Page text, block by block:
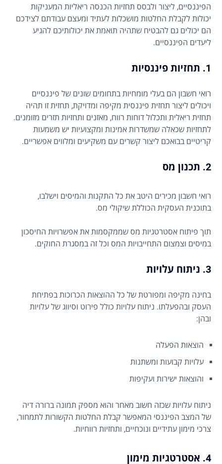
הפיננסיים, ליצור ולבסס תחזיות הכנסה ריאליות המעניקות
יכולות לקבלת החלטות מושכלות לעתיד ומעצם עבודתם לצידכם
הם יכולים גם להבטיח שתהיה תואמת את יכולותיכם להגיע
ליעדים הפיננסיים.
1. תחזיות פיננסיות
רואי חשבון הם בעלי מומחיות בתחומים שונים של פיננסיים
ויכולים ליצור תחזית פיננסית מקיפה ומדויקת, תחזית זו תהיה
תחזית ריאלית ותכלול דוחות רווח, מאזנים ותחזיות תזרים מזומנים.
לתחזיות שכאלה שמשדרות אמינות ומקצועיות יש משמעות
קריטיים בבואכם ליצור קשרים עם משקיעים ומלווים אפשריים.
2. תכנון מס
רואי חשבון מכירים היטב את כל התקנות והמיסים וישלבו,
בתוכנית העסקית הכוללת שיקולי מס.
תוך פיתוח אסטרטגיות מס שממקסמות את אפשרויות החיסכון
במיסים וצמצום התחייבויות המס וכל זה במסגרת החוקים.
3. ניתוח עלויות
בחינה מקיפה ומפורטת של כל ההוצאות הכרוכות בפתיחת
העסק ובהפעלתו. ניתוח עלויות כולל פירוט וסיווג של עלויות
ובהן:
הוצאות הפעלה
עלויות קבועות ומשתנות
והוצאות ישירות ועקיפות
ניתוח עלויות שכזה חשוב מאחר והוא מספק תמונה ברורה דיה
של המצב הפיננסי המאפשר קבלת החלטות הקשורות לתמחור,
צרכי מימון עתידיים ונוכחיים, ותחזיות רווחיות.
4. אסטרטגיות מימון